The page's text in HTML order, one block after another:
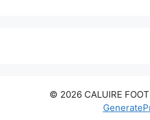
© 2026 CALUIRE FOOT